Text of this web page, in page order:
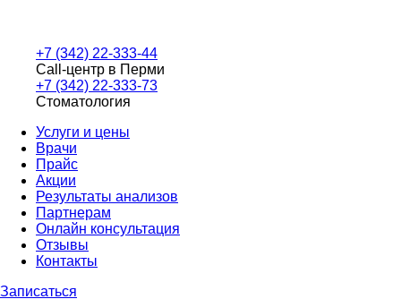
+7 (342) 22-333-44
Call-центр в Перми
+7 (342) 22-333-73
Стоматология
Услуги и цены
Врачи
Прайс
Акции
Результаты анализов
Партнерам
Онлайн консультация
Отзывы
Контакты
Записаться